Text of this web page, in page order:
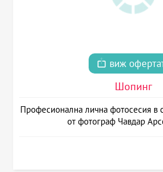
виж
Шопинг
Професионална лична фотосесия в
от фотограф Чавдар